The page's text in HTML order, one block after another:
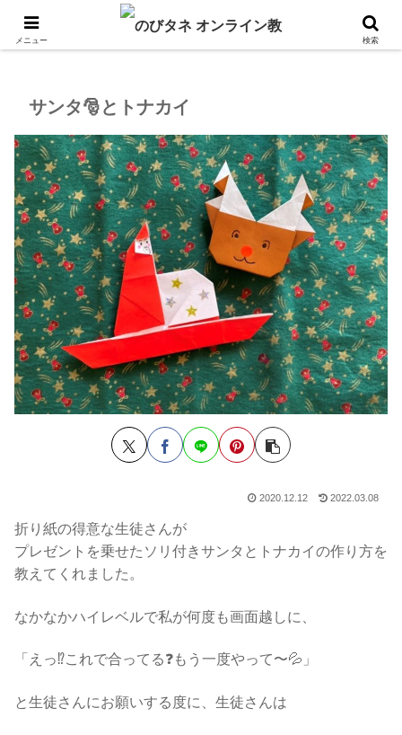
ホーム のびタネ日記 サンタ🎅とトナカイ
サンタ🎅とトナカイ
2020.12.12 2022.03.08
折り紙の得意な生徒さんが
プレゼントを乗せたソリ付きサンタとトナカイの作り方を
教えてくれました。
なかなかハイレベルで私が何度も画面越しに、
「えっ⁉️これで合ってる❓もう一度やって〜💦」
と生徒さんにお願いする度に、生徒さんは
メニュー 検索